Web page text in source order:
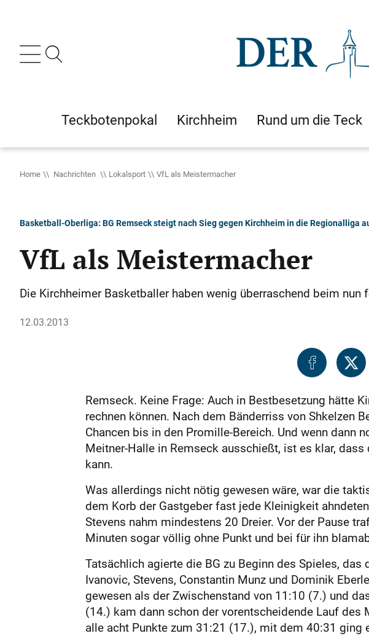
Teckbotenpokal Kirchheim Rund um die Teck
Home Nachrichten Lokalsport VfL als Meistermacher
Basketball-Oberliga: BG Remseck steigt nach Sieg gegen Kirchheim in die Regionalliga
VfL als Meistermacher
Die Kirchheimer Basketballer haben wenig überraschend beim
12.03.2013
Remseck. Keine Frage: Auch in Bestbesetzung hätte
rechnen können. Nach dem Bänderriss von Shkelzen
Chancen bis in den Promille-Bereich. Und wenn dann
Meitner-Halle in Remseck ausschießt, ist es klar,
kann.
Was allerdings nicht nötig gewesen wäre, war die
dem Korb der Gastgeber fast jede Kleinigkeit
Stevens nahm mindestens 20 Dreier. Vor der Pause
Minuten sogar völlig ohne Punkt und bei für ihn
Tatsächlich agierte die BG zu Beginn des Spieles,
Ivanovic, Stevens, Constantin Munz und Dominik
gewesen als der Zwischenstand von 11:10 (7.) und
(14.) kam dann schon der vorentscheidende Lauf
alle acht Punkte zum 31:21 (17.), mit dem 40:31 ging